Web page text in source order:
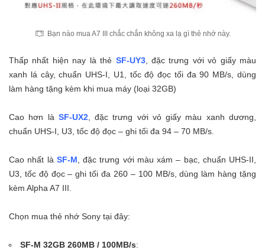
Bạn nào mua A7 III chắc chắn không xa lạ gì thẻ nhớ này.
Thấp nhất hiện nay là thẻ SF-UY3, đặc trưng với vỏ giấy màu
xanh lá cây, chuẩn UHS-I, U1, tốc độ đọc tối đa 90 MB/s, dùng
làm hàng tặng kèm khi mua máy (loại 32GB)
Cao hơn là SF-UX2, đặc trưng với vỏ giấy màu xanh dương,
chuẩn UHS-I, U3, tốc độ đọc – ghi tối đa 94 – 70 MB/s.
Cao nhất là SF-M , đặc trưng với màu xám – bạc, chuẩn UHS-II,
U3, tốc độ đọc – ghi tối đa 260 – 100 MB/s, dùng làm hàng tặng
kèm Alpha A7 III.
Chọn mua thẻ nhớ Sony tại đây:
SF-M 32GB 260MB / 100MB/s: